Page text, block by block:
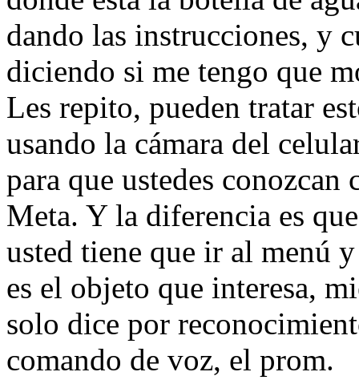
dando las instrucciones, y
diciendo si me tengo que
Les repito, pueden tratar
usando la cámara del
para que ustedes conozcan
Meta. Y la diferencia es
usted tiene que ir al menú
es el objeto que interesa,
solo dice por
comando de voz, el prom.